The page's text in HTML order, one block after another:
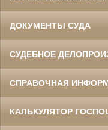
ДОКУМЕНТЫ СУДА
СУДЕБНОЕ
СПРАВОЧНАЯ
КАЛЬКУЛЯТОР